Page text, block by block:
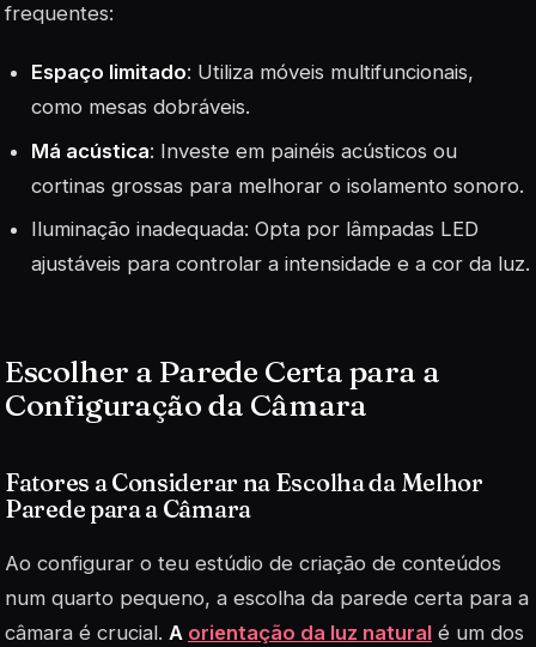
frequentes:
Espaço limitado: Utiliza móveis multifuncionais,
como mesas dobráveis.
Má acústica: Investe em painéis acústicos ou
cortinas grossas para melhorar o isolamento sonoro.
Iluminação inadequada: Opta por lâmpadas LED
ajustáveis para controlar a intensidade e a cor da luz.
Escolher a Parede Certa para a
Configuração da Câmara
Fatores a Considerar na Escolha da Melhor
Parede para a Câmara
Ao configurar o teu estúdio de criação de conteúdos
num quarto pequeno, a escolha da parede certa para a
câmara é crucial. A orientação da luz natural é um dos